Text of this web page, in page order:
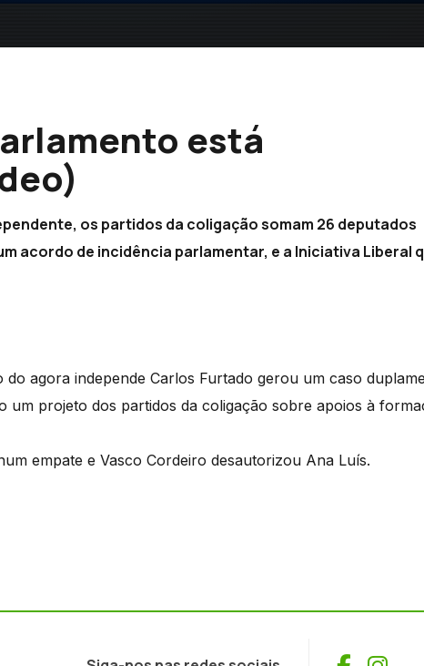
está
os partidos da coligação somam 26 deputados
acordo de incidência parlamentar, e a Iniciativa Liberal
agora independe Carlos Furtado gerou um caso
um projeto dos partidos da coligação sobre apoios à
empate e Vasco Cordeiro desautorizou Ana Luís.